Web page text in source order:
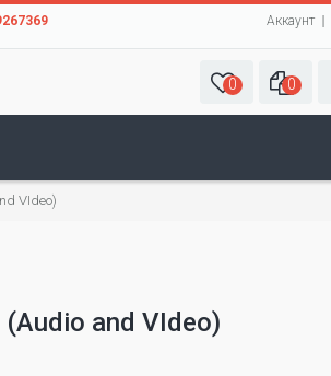
Аккаунт
0 0
VIdeo)
and VIdeo)